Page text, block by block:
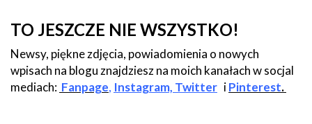
TO JESZCZE NIE WSZYSTKO!
Newsy, piękne zdjęcia, powiadomienia o nowych
wpisach na blogu znajdziesz na moich kanałach w socjal
mediach: Fanpage, Instagram, Twitter iPinterest.